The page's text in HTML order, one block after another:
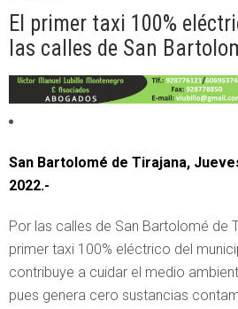
El primer taxi 100%
las calles de San
San Bartolomé de Tirajana,
2022.-
Por las calles de San Bartolomé de
primer taxi 100% eléctrico del
contribuye a cuidar el medio
pues genera cero sustancias